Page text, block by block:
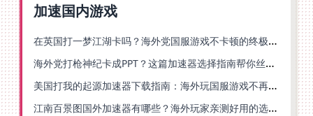
加速国内游戏
在英国打一梦江湖卡吗？海外党国服游戏不卡顿的终极解法
海外党打枪神纪卡成PPT？这篇加速器选择指南帮你丝滑上分
美国打我的起源加速器下载指南：海外玩国服游戏不再卡的终极方案
江南百景图国外加速器有哪些？海外玩家亲测好用的选择与避坑指南